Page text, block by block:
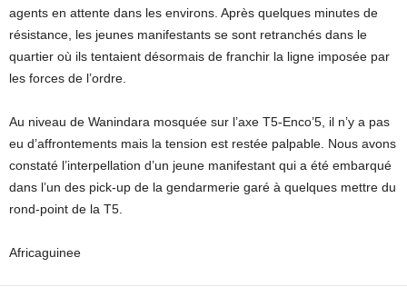
agents en attente dans les environs. Après quelques minutes de
résistance, les jeunes manifestants se sont retranchés dans le
quartier où ils tentaient désormais de franchir la ligne imposée par
les forces de l’ordre.
Au niveau de Wanindara mosquée sur l’axe T5-Enco’5, il n’y a pas
eu d’affrontements mais la tension est restée palpable. Nous avons
constaté l’interpellation d’un jeune manifestant qui a été embarqué
dans l’un des pick-up de la gendarmerie garé à quelques mettre du
rond-point de la T5.
Africaguinee